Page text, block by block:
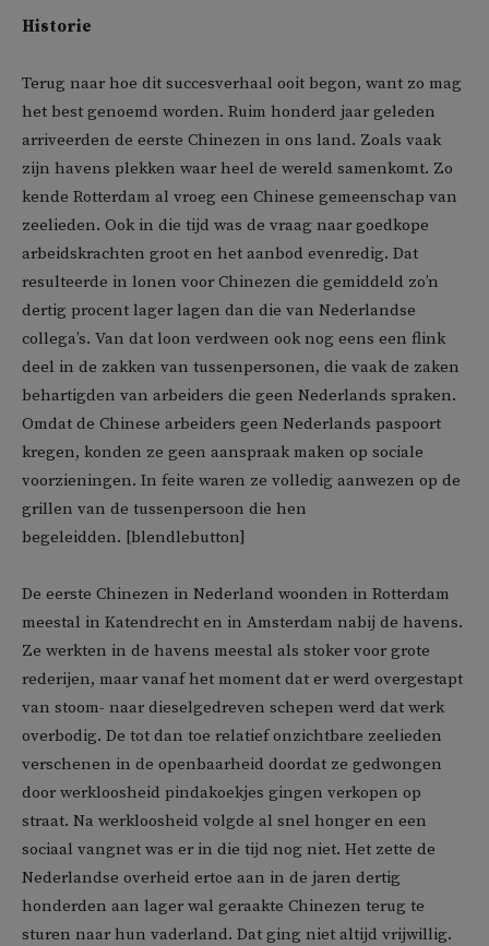
Historie
Terug naar hoe dit succesverhaal ooit begon, want zo mag
het best genoemd worden. Ruim honderd jaar geleden
arriveerden de eerste Chinezen in ons land. Zoals vaak
zijn havens plekken waar heel de wereld samenkomt. Zo
kende Rotterdam al vroeg een Chinese gemeenschap van
zeelieden. Ook in die tijd was de vraag naar goedkope
arbeidskrachten groot en het aanbod evenredig. Dat
resulteerde in lonen voor Chinezen die gemiddeld zo’n
dertig procent lager lagen dan die van Nederlandse
collega’s. Van dat loon verdween ook nog eens een flink
deel in de zakken van tussenpersonen, die vaak de zaken
behartigden van arbeiders die geen Nederlands spraken.
Omdat de Chinese arbeiders geen Nederlands paspoort
kregen, konden ze geen aanspraak maken op sociale
voorzieningen. In feite waren ze volledig aanwezen op de
grillen van de tussenpersoon die hen
begeleidden. [blendlebutton]
De eerste Chinezen in Nederland woonden in Rotterdam
meestal in Katendrecht en in Amsterdam nabij de havens.
Ze werkten in de havens meestal als stoker voor grote
rederijen, maar vanaf het moment dat er werd overgestapt
van stoom- naar dieselgedreven schepen werd dat werk
overbodig. De tot dan toe relatief onzichtbare zeelieden
verschenen in de openbaarheid doordat ze gedwongen
door werkloosheid pindakoekjes gingen verkopen op
straat. Na werkloosheid volgde al snel honger en een
sociaal vangnet was er in die tijd nog niet. Het zette de
Nederlandse overheid ertoe aan in de jaren dertig
honderden aan lager wal geraakte Chinezen terug te
sturen naar hun vaderland. Dat ging niet altijd vrijwillig.